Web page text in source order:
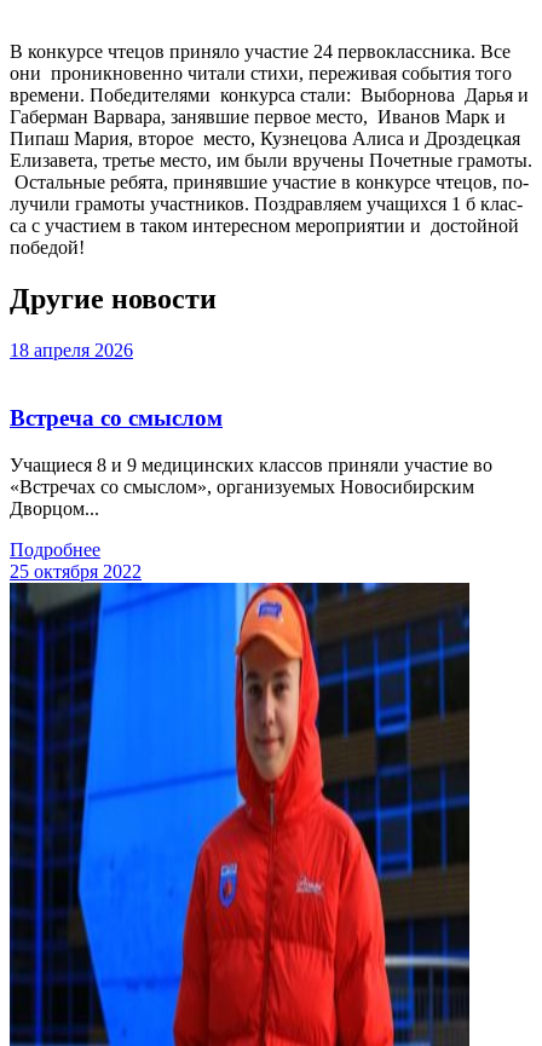
В кон­курсе чте­цов при­няло учас­тие 24 пер­вокласс­ни­ка. Все
они про­ник­но­вен­но чи­тали сти­хи, пе­режи­вая со­бытия то­го
вре­мени. По­беди­теля­ми кон­курса ста­ли: Вы­бор­но­ва Дарья и
Га­бер­ман Вар­ва­ра, за­няв­шие пер­вое мес­то, Ива­нов Марк и
Пи­паш Ма­рия, вто­рое мес­то, Куз­не­цова Али­са и Дроз­децкая
Ели­заве­та, третье мес­то, им бы­ли вру­чены По­чет­ные гра­моты.
Ос­таль­ные ре­бята, при­няв­шие учас­тие в кон­курсе чте­цов, по­
лучи­ли гра­моты участ­ни­ков. Позд­рав­ля­ем уча­щих­ся 1 б клас­
са с учас­ти­ем в та­ком ин­те­рес­ном ме­роп­ри­ятии и дос­той­ной
по­бедой!
Другие новости
18 апреля 2026
Встреча со смыслом
Учащиеся 8 и 9 медицинских классов приняли участие во
«Встречах со смыслом», организуемых Новосибирским
Дворцом...
Подробнее
25 октября 2022